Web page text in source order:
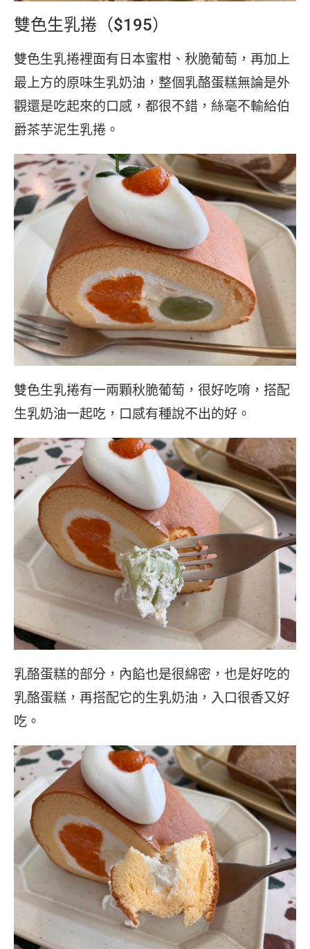
雙色生乳捲（$195）
雙色生乳捲裡面有日本蜜柑、秋脆葡萄，再加上
最上方的原味生乳奶油，整個乳酪蛋糕無論是外
觀還是吃起來的口感，都很不錯，絲毫不輸給伯
爵茶芋泥生乳捲。
雙色生乳捲有一兩顆秋脆葡萄，很好吃唷，搭配
生乳奶油一起吃，口感有種說不出的好。
乳酪蛋糕的部分，內餡也是很綿密，也是好吃的
乳酪蛋糕，再搭配它的生乳奶油，入口很香又好
吃。